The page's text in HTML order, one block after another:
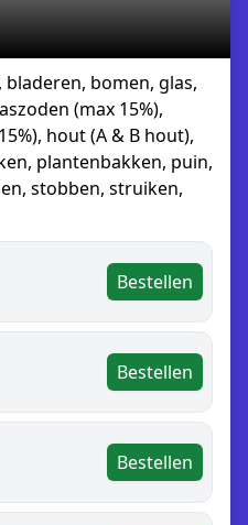
bomen, glas,
(max 15%),
hout (A & B hout),
plantenbakken, puin,
stobben, struiken,
Bestellen
Bestellen
Bestellen